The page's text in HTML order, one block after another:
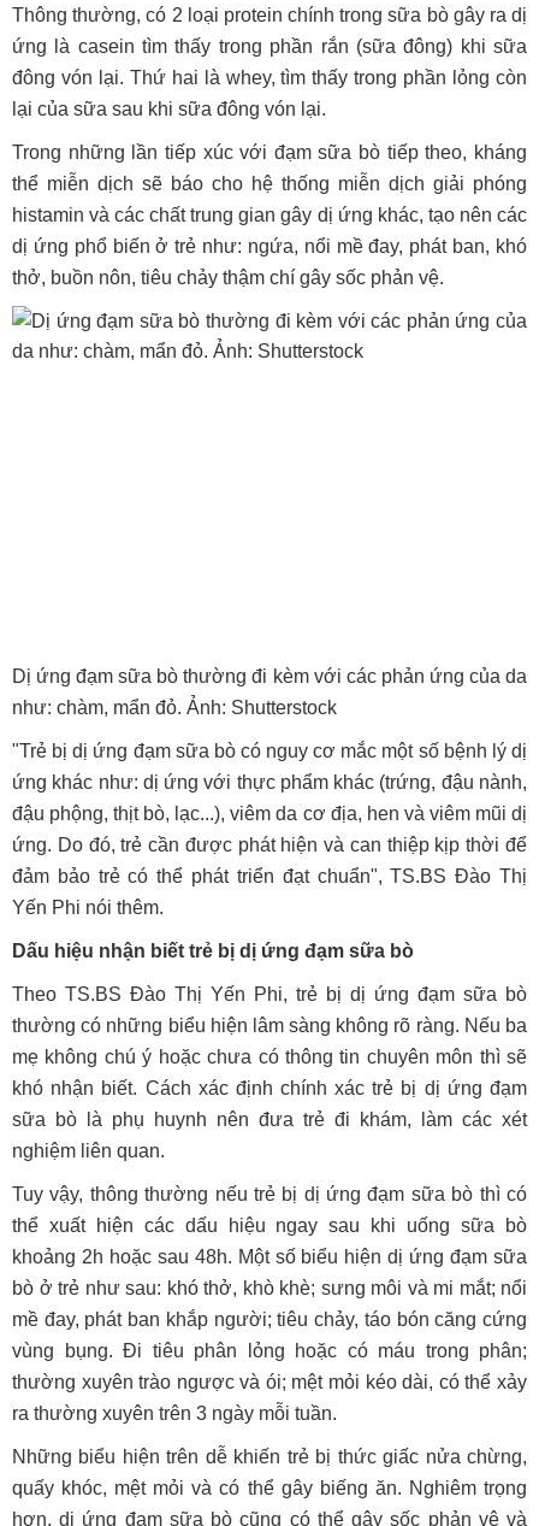
Thông thường, có 2 loại protein chính trong sữa bò gây ra dị
ứng là casein tìm thấy trong phần rắn (sữa đông) khi sữa
đông vón lại. Thứ hai là whey, tìm thấy trong phần lỏng còn
lại của sữa sau khi sữa đông vón lại.
Trong những lần tiếp xúc với đạm sữa bò tiếp theo, kháng
thể miễn dịch sẽ báo cho hệ thống miễn dịch giải phóng
histamin và các chất trung gian gây dị ứng khác, tạo nên các
dị ứng phổ biến ở trẻ như: ngứa, nổi mề đay, phát ban, khó
thở, buồn nôn, tiêu chảy thậm chí gây sốc phản vệ.
Dị ứng đạm sữa bò thường đi kèm với các phản ứng của da
như: chàm, mẩn đỏ. Ảnh: Shutterstock
"Trẻ bị dị ứng đạm sữa bò có nguy cơ mắc một số bệnh lý dị
ứng khác như: dị ứng với thực phẩm khác (trứng, đậu nành,
đậu phộng, thịt bò, lạc...), viêm da cơ địa, hen và viêm mũi dị
ứng. Do đó, trẻ cần được phát hiện và can thiệp kịp thời để
đảm bảo trẻ có thể phát triển đạt chuẩn", TS.BS Đào Thị
Yến Phi nói thêm.
Dấu hiệu nhận biết trẻ bị dị ứng đạm sữa bò
Theo TS.BS Đào Thị Yến Phi, trẻ bị dị ứng đạm sữa bò
thường có những biểu hiện lâm sàng không rõ ràng. Nếu ba
mẹ không chú ý hoặc chưa có thông tin chuyên môn thì sẽ
khó nhận biết. Cách xác định chính xác trẻ bị dị ứng đạm
sữa bò là phụ huynh nên đưa trẻ đi khám, làm các xét
nghiệm liên quan.
Tuy vậy, thông thường nếu trẻ bị dị ứng đạm sữa bò thì có
thể xuất hiện các dấu hiệu ngay sau khi uống sữa bò
khoảng 2h hoặc sau 48h. Một số biểu hiện dị ứng đạm sữa
bò ở trẻ như sau: khó thở, khò khè; sưng môi và mi mắt; nổi
mề đay, phát ban khắp người; tiêu chảy, táo bón căng cứng
vùng bụng. Đi tiêu phân lỏng hoặc có máu trong phân;
thường xuyên trào ngược và ói; mệt mỏi kéo dài, có thể xảy
ra thường xuyên trên 3 ngày mỗi tuần.
Những biểu hiện trên dễ khiến trẻ bị thức giấc nửa chừng,
quấy khóc, mệt mỏi và có thể gây biếng ăn. Nghiêm trọng
hơn, dị ứng đạm sữa bò cũng có thể gây sốc phản vệ và